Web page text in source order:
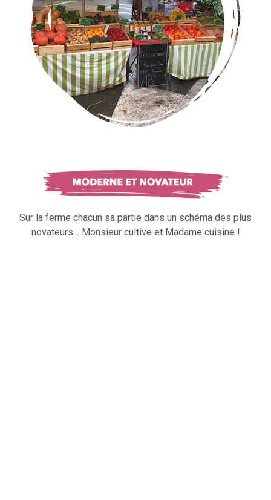
Sur la ferme chacun sa partie dans un schéma des plus
novateurs… Monsieur cultive et Madame cuisine !